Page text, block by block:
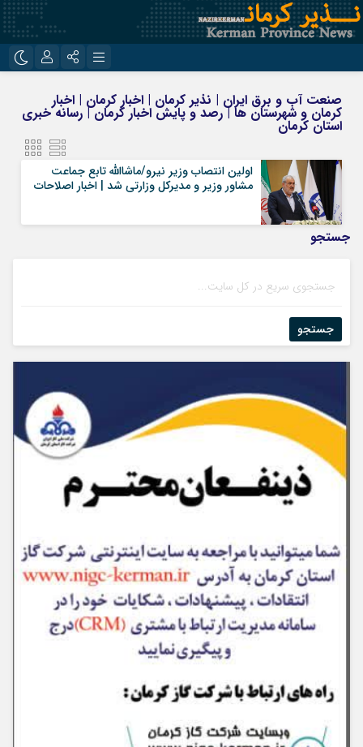
روبیکا
ایتا
مرا به خاطر بسپار
صنعت آب و برق ایران | نذیر کرمان | اخبار کرمان | اخبار
کرمان و شهرستان ها | رصد و پایش اخبار کرمان | رسانه خبری
استان کرمان
اولین انتصاب وزیر نیرو/ماشاالله تابع‌ جماعت
مشاور وزیر و مدیرکل وزارتی شد | اخبار اصلاحات
جستجو
جستجو